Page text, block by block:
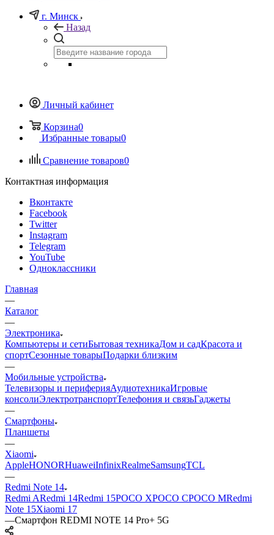
г. Минск
Назад
Личный кабинет
Корзина0
Избранные товары0
Сравнение товаров0
Контактная информация
Вконтакте
Facebook
Twitter
Instagram
Telegram
YouTube
Одноклассники
Главная
—
Каталог
—
Электроника
Компьютеры и сетиБытовая техникаДом и садКрасота и
спортСезонные товарыПодарки близким
—
Мобильные устройства
Телевизоры и периферияАудиотехникаИгровые
консолиЭлектротранспортТелефония и связьГаджеты
—
Смартфоны
Планшеты
—
Xiaomi
AppleHONORHuaweiInfinixRealmeSamsungTCL
—
Redmi Note 14
Redmi ARedmi 14Redmi 15POCO XPOCO CPOCO MRedmi
Note 15Xiaomi 17
—Смартфон REDMI NOTE 14 Pro+ 5G